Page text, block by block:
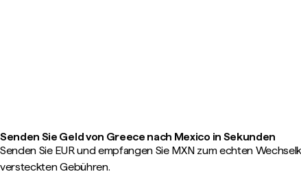
Senden Sie Geld von Greece nach Mexico in Sekunden
Senden Sie EUR und empfangen Sie MXN zum echten
versteckten Gebühren.